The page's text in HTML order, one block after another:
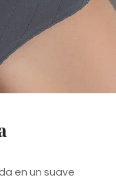
en un suave